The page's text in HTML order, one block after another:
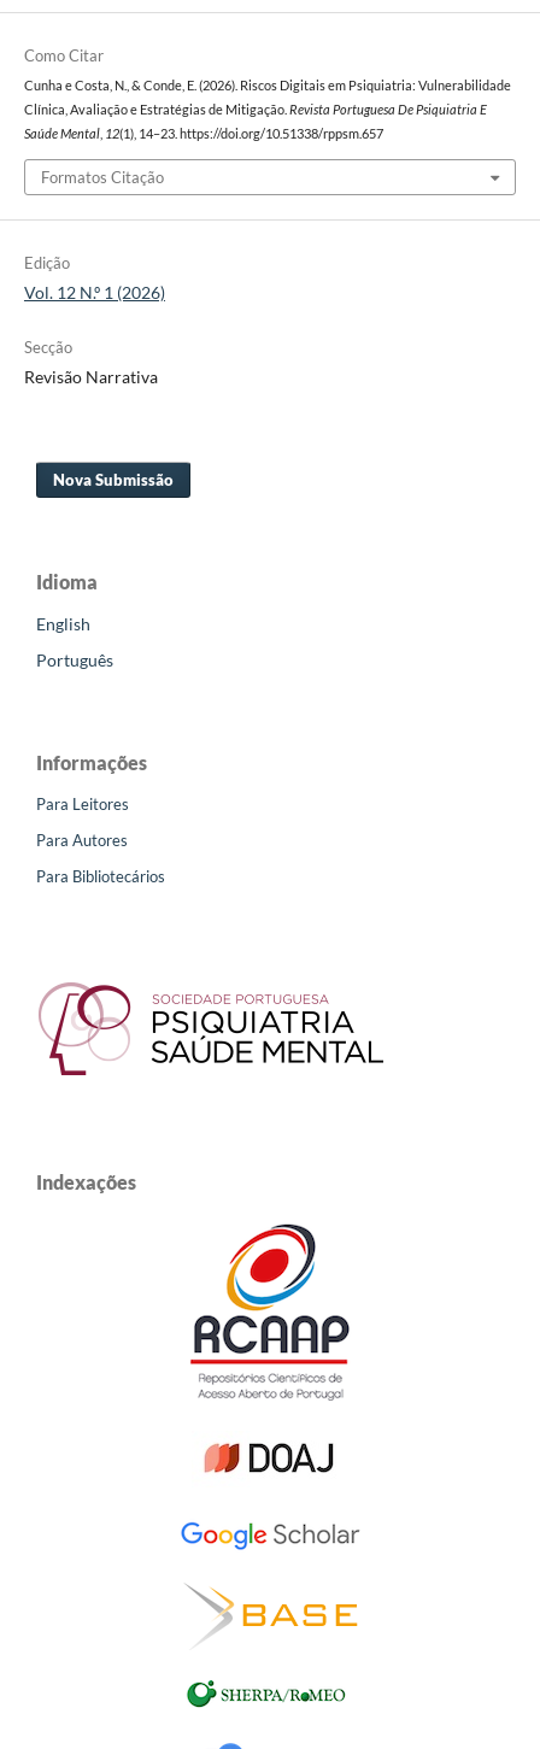
Como Citar
Cunha e Costa, N., & Conde, E. (2026). Riscos Digitais em Psiquiatria: Vulnerabilidade
Clínica, Avaliação e Estratégias de Mitigação. Revista Portuguesa De Psiquiatria E
Saúde Mental, 12(1), 14–23. https://doi.org/10.51338/rppsm.657
Formatos Citação
Edição
Vol. 12 N.º 1 (2026)
Secção
Revisão Narrativa
Nova Submissão
Idioma
English
Português
Informações
Para Leitores
Para Autores
Para Bibliotecários
Indexações